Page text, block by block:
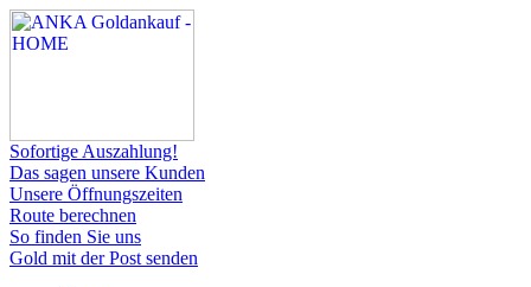
Sofortige Auszahlung!
Das sagen unsere Kunden
Unsere Öffnungszeiten
Route berechnen
So finden Sie uns
Gold mit der Post senden